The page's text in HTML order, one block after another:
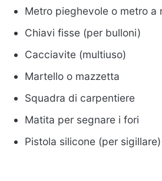
Metro pieghevole o metro a
Chiavi fisse (per bulloni)
Cacciavite (multiuso)
Martello o mazzetta
Squadra di carpentiere
Matita per segnare i fori
Pistola silicone (per sigillare)